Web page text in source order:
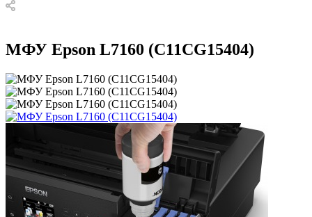
МФУ Epson L7160 (C11CG15404)